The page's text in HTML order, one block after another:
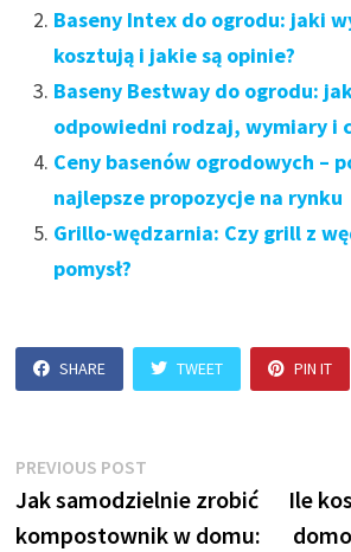
Baseny Intex do ogrodu: jaki
kosztują i jakie są opinie?
Baseny Bestway do ogrodu:
odpowiedni rodzaj, wymiary i
Ceny basenów ogrodowych –
najlepsze propozycje na rynku
Grillo-wędzarnia: Czy grill z
pomysł?
SHARE TWEET PIN IT
Nawigacja
wpisu
PREVIOUS POST
post:
Jak samodzielnie zrobić
kompostownik w domu:
Ile